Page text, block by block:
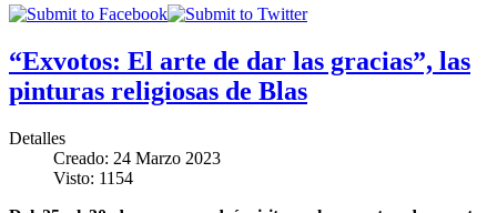
“Exvotos: El arte de dar las gracias”, las
pinturas religiosas de Blas
Detalles
Creado: 24 Marzo 2023
Visto: 1154